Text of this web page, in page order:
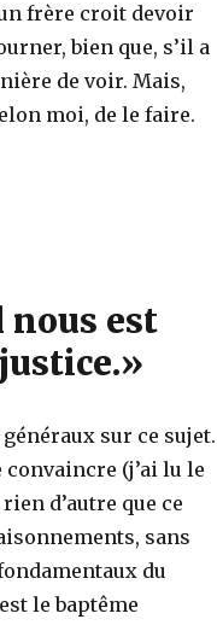
un frère croit devoir
bien que, s’il a
de voir. Mais,
moi, de le faire.
est
sur ce sujet.
(j’ai lu le
d’autre que ce
sans
du
le baptême